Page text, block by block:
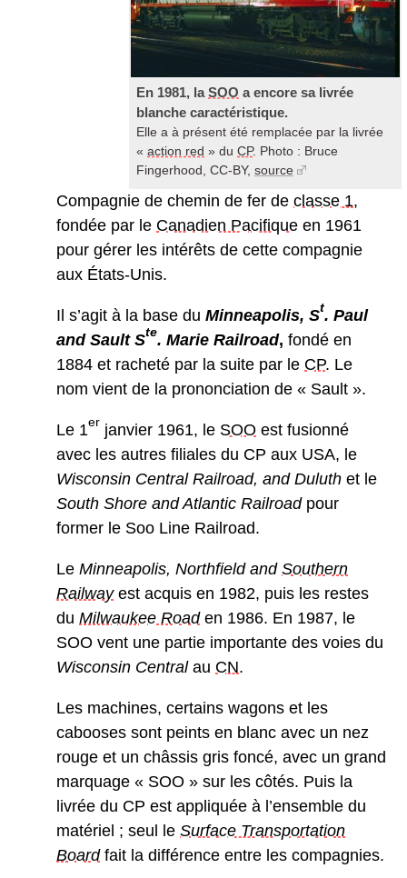
En 1981, laSOO a encore sa livrée
blanche caractéristique.
Elle a à présent été remplacée par la livrée
« action red » du CP. Photo : Bruce
Fingerhood, CC-BY, source
Compagnie de chemin de fer de classe 1,
fondée par le Canadien Pacifique en 1961
pour gérer les intérêts de cette compagnie
aux États-Unis.
Il s’agit à la base du Minneapolis, St. Paul
and Sault Ste. Marie Railroad, fondé en
1884 et racheté par la suite par le CP. Le
nom vient de la prononciation de « Sault ».
Le 1er janvier 1961, le SOO est fusionné
avec les autres filiales du CP aux USA, le
Wisconsin Central Railroad, and Duluth et le
South Shore and Atlantic Railroadpour
former le Soo Line Railroad.
Le Minneapolis, Northfield and Southern
Railwayest acquis en 1982, puis les restes
du Milwaukee Roaden 1986. En 1987, le
SOO vent une partie importante des voies du
Wisconsin Centralau CN.
Les machines, certains wagons et les
cabooses sont peints en blanc avec un nez
rouge et un châssis gris foncé, avec un grand
marquage « SOO » sur les côtés. Puis la
livrée du CP est appliquée à l’ensemble du
matériel ; seul le Surface Transportation
Boardfait la différence entre les compagnies.